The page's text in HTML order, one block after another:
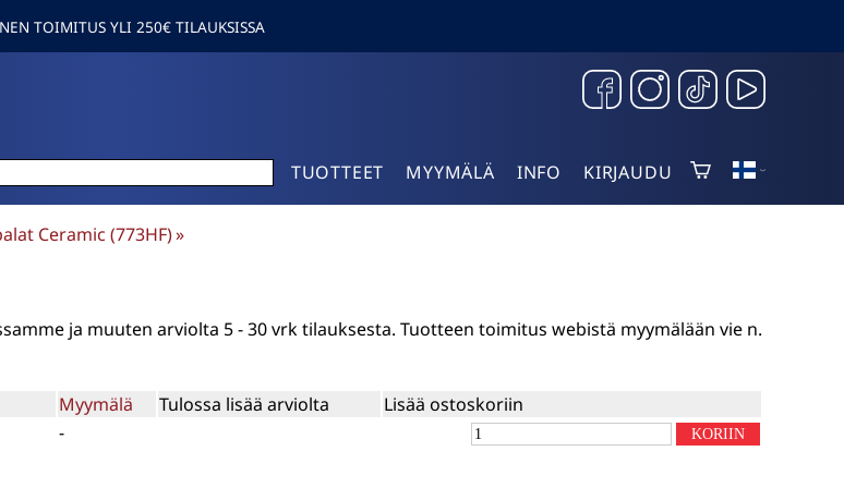
TOIMITUS YLI 250€ TILAUKSISSA
TUOTTEET MYYMÄLÄ INFO KIRJAUDU
Ceramic (773HF)‪»
ja muuten arviolta 5 - 30 vrktilauksesta. Tuotteen toimitus webistä myymälään vie n.
Myymälä Tulossa lisää arviolta
Lisää ostoskoriin
-